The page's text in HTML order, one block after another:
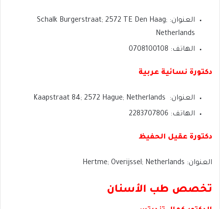
العنوان: Schalk Burgerstraat; 2572 TE Den Haag;
Netherlands
الهاتف: 0708100108
دكتورة نسائية عربية
العنوان: Kaapstraat 84; 2572 Hague; Netherlands
الهاتف: 2283707806
دكتورة عقيل الحفيظ
العنوان: Hertme; Overijssel; Netherlands
تخصص طب الأسنان